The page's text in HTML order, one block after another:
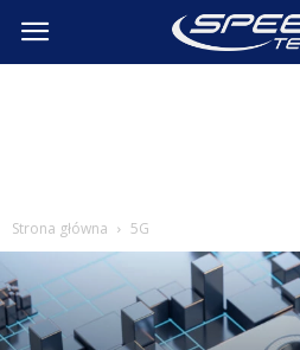
SpeedTest.pl
Strona główna 5G